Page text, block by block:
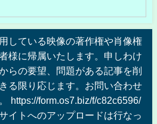
している映像の著作権や肖像権
様に帰属いたします。申しわけ
らの要望、問題がある記事を削
る限り応じます。お問い合わせ
https://form.os7.biz/f/c82c6596/
イトへのアップロードは行なっ